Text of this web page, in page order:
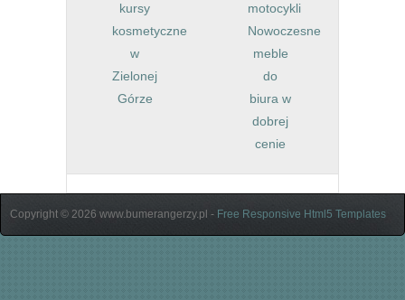
kursy
kosmetyczne
w
Zielonej
Górze
motocykli
Nowoczesne
meble
do
biura w
dobrej
cenie
Copyright © 2026 www.bumerangerzy.pl - Free Responsive Html5 Templates